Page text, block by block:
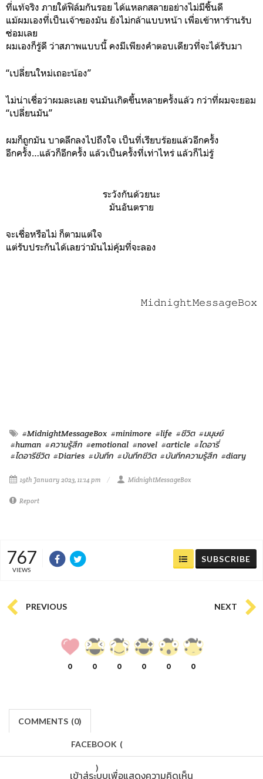
ที่แท้จริง ภายใต้ฟิล์มกันรอย ได้แหลกสลายอย่างไม่มีชิ้นดี
แม้ผมเองที่เป็นเจ้าของมัน ยังไม่กล้าแบบหน้า เพื่อเข้าหาร้านรับ
ซ่อมเลย
ผมเองก็รู้ดี ว่าสภาพแบบนี้ คงมีเพียงคำตอบเดียวที่จะได้รับมา
“เปลี่ยนใหม่เถอะน้อง”
ไม่น่าเชื่อว่าผมละเลย จนมันเกิดขึ้นหลายครั้งแล้ว กว่าที่ผมจะยอม
“เปลี่ยนมัน”
ผมก็ถูกมัน บาดลึกลงไปถึงใจ เป็นที่เรียบร้อยแล้วอีกครั้ง
อีกครั้ง…แล้วก็อีกครั้ง แล้วเป็นครั้งที่เท่าไหร่ แล้วก็ไม่รู้
ระวังกันด้วยนะ
มันอันตราย
จะเชื่อหรือไม่ ก็ตามแต่ใจ
แต่รับประกันได้เลยว่ามันไม่คุ้มที่จะลอง
𝙼𝚒𝚍𝚗𝚒𝚐𝚑𝚝𝙼𝚎𝚜𝚜𝚊𝚐𝚎𝙱𝚘𝚡
#MidnightMessageBox #minimore #life #ชีวิต #มนุษย์
#human #ความรู้สึก #emotional #novel #article #ไดอารี่
#ไดอารีชีวิต #Diaries #บันทึก #บันทึกชีวิต #บันทึกความรู้สึก #diary
19th January 2023, 11:14 pm MidnightMessageBox
Report
767
VIEWS
SUBSCRIBE
PREVIOUS NEXT
0 0 0 0 0 0
COMMENTS (0)
FACEBOOK (
)
เข้าสู่ระบบเพื่อแสดงความคิดเห็น